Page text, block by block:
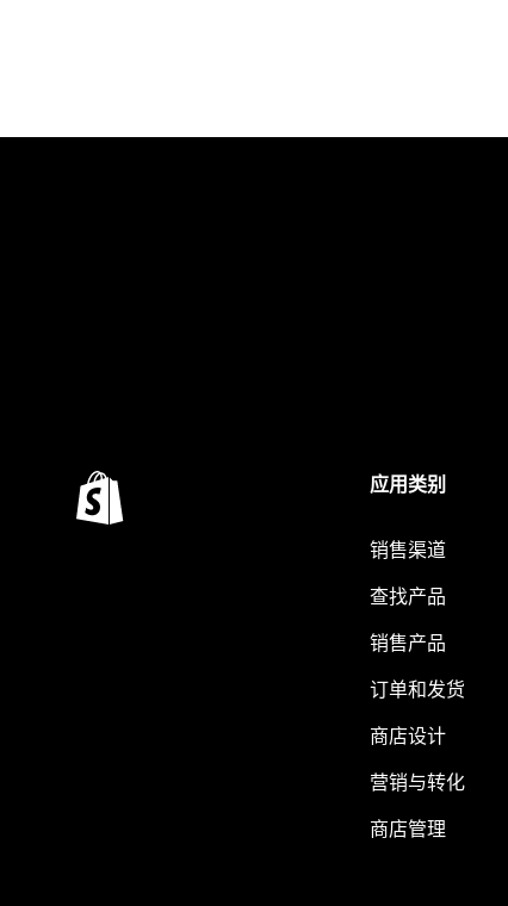
应用类别
销售渠道
查找产品
销售产品
订单和发货
商店设计
营销与转化
商店管理